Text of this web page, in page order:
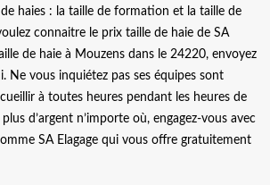
haies : la taille de formation et la taille de
connaitre le prix taille de haie de SA
de haie à Mouzens dans le 24220, envoyez
Ne vous inquiétez pas ses équipes sont
à toutes heures pendant les heures de
d’argent n’importe où, engagez-vous avec
SA Elagage qui vous offre gratuitement